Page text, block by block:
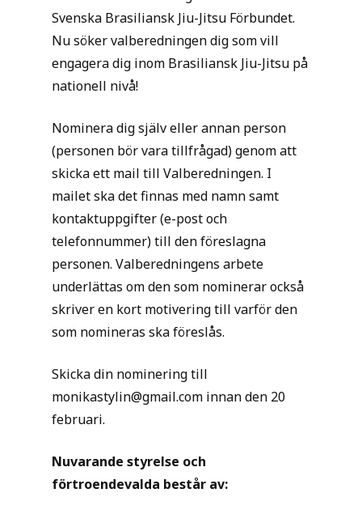
Svenska Brasiliansk Jiu-Jitsu Förbundet.
Nu söker valberedningen dig som vill
engagera dig inom Brasiliansk Jiu-Jitsu på
nationell nivå!
Nominera dig själv eller annan person
(personen bör vara tillfrågad) genom att
skicka ett mail till Valberedningen. I
mailet ska det finnas med namn samt
kontaktuppgifter (e-post och
telefonnummer) till den föreslagna
personen. Valberedningens arbete
underlättas om den som nominerar också
skriver en kort motivering till varför den
som nomineras ska föreslås.
Skicka din nominering till ​
monikastylin@gmail.com​ innan den 20
februari.
Nuvarande styrelse och
förtroendevalda består av: